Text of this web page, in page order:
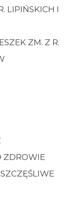
LIPIŃSKICH I
ZM. Z R.
ZDROWIE